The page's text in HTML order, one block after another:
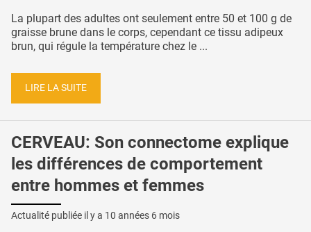
La plupart des adultes ont seulement entre 50 et 100 g de
graisse brune dans le corps, cependant ce tissu adipeux
brun, qui régule la température chez le ...
LIRE LA SUITE
CERVEAU: Son connectome explique
les différences de comportement
entre hommes et femmes
Actualité publiée il y a 10 années 6 mois